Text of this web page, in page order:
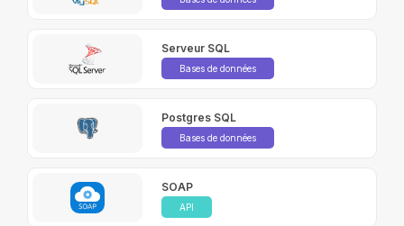
Serveur SQL
Bases de données
Postgres SQL
Bases de données
SOAP
API